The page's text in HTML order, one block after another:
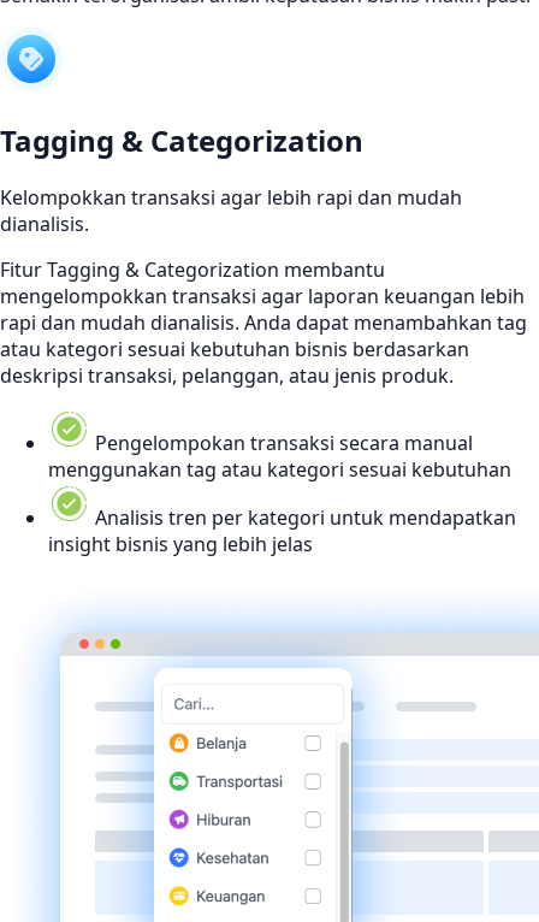
Tagging & Categorization
Kelompokkan transaksi agar lebih rapi dan mudah
dianalisis.
Fitur Tagging & Categorization membantu
mengelompokkan transaksi agar laporan keuangan lebih
rapi dan mudah dianalisis. Anda dapat menambahkan tag
atau kategori sesuai kebutuhan bisnis berdasarkan
deskripsi transaksi, pelanggan, atau jenis produk.
Pengelompokan transaksi secara manual
menggunakan tag atau kategori sesuai kebutuhan
Analisis tren per kategori untuk mendapatkan
insight bisnis yang lebih jelas